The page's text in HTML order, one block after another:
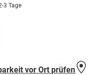
3 Tage
vor Ort prüfen